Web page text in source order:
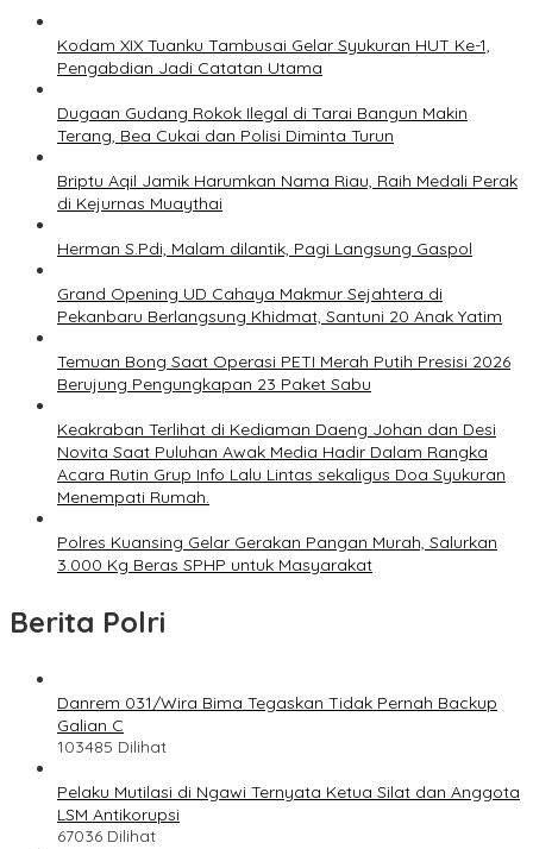
Kodam XIX Tuanku Tambusai Gelar Syukuran HUT Ke-1,
Pengabdian Jadi Catatan Utama
Dugaan Gudang Rokok Ilegal di Tarai Bangun Makin
Terang, Bea Cukai dan Polisi Diminta Turun
Briptu Aqil Jamik Harumkan Nama Riau, Raih Medali Perak
di Kejurnas Muaythai
Herman S.Pdi, Malam dilantik, Pagi Langsung Gaspol
Grand Opening UD Cahaya Makmur Sejahtera di
Pekanbaru Berlangsung Khidmat, Santuni 20 Anak Yatim
Temuan Bong Saat Operasi PETI Merah Putih Presisi 2026
Berujung Pengungkapan 23 Paket Sabu
Keakraban Terlihat di Kediaman Daeng Johan dan Desi
Novita Saat Puluhan Awak Media Hadir Dalam Rangka
Acara Rutin Grup Info Lalu Lintas sekaligus Doa Syukuran
Menempati Rumah.
Polres Kuansing Gelar Gerakan Pangan Murah, Salurkan
3.000 Kg Beras SPHP untuk Masyarakat
Berita Polri
Danrem 031/Wira Bima Tegaskan Tidak Pernah Backup
Galian C
103485 Dilihat
Pelaku Mutilasi di Ngawi Ternyata Ketua Silat dan Anggota
LSM Antikorupsi
67036 Dilihat